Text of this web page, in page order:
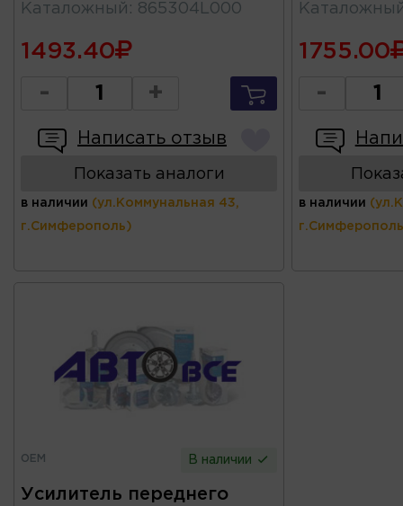
Каталожный : 865304L000
1493.40
- +
Написать отзыв
Показать аналоги
в наличии (ул.Коммунальная 43,
г.Симферополь)
1755.00
-
в наличии
OEM В наличии
Усилитель переднего